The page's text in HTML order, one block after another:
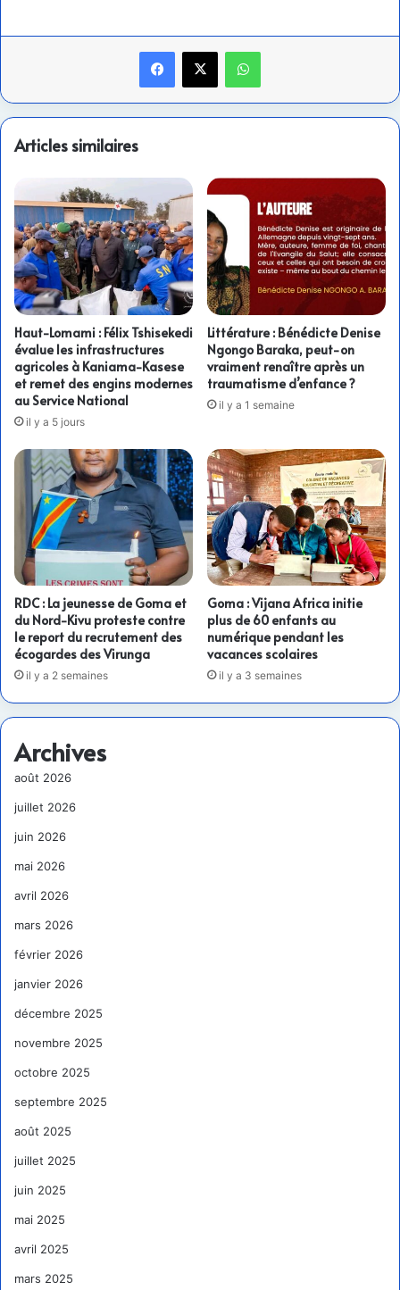
Facebook
X WhatsApp
Articles similaires
Haut-Lomami : Félix Tshisekedi
évalue les infrastructures
agricoles à Kaniama-Kasese
et remet des engins modernes
au Service National
il y a 5 jours
Littérature : Bénédicte Denise
Ngongo Baraka, peut-on
vraiment renaître après un
traumatisme d’enfance ?
il y a 1 semaine
RDC : La jeunesse de Goma et
du Nord-Kivu proteste contre
le report du recrutement des
écogardes des Virunga
il y a 2 semaines
Goma : Vijana Africa initie
plus de 60 enfants au
numérique pendant les
vacances scolaires
il y a 3 semaines
Archives
août 2026
juillet 2026
juin 2026
mai 2026
avril 2026
mars 2026
février 2026
janvier 2026
décembre 2025
novembre 2025
octobre 2025
septembre 2025
août 2025
juillet 2025
juin 2025
mai 2025
avril 2025
mars 2025